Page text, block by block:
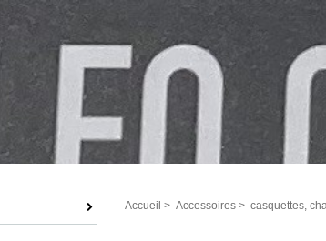
Accueil > Accessoires > casquettes,